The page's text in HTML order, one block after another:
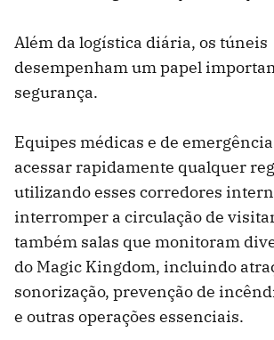
Além da logística diária, os túneis
desempenham um papel
segurança.
Equipes médicas e de
acessar rapidamente qualquer
utilizando esses corredores
interromper a circulação de
também salas que monitoram
do Magic Kingdom, incluindo
sonorização, prevenção de
e outras operações essenciais.